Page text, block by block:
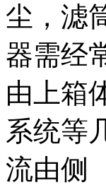
尘，滤
器需经
由上箱
系统等
流由侧